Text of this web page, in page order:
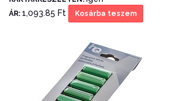
ÁR: 1,093.85 Ft Kosárba teszem